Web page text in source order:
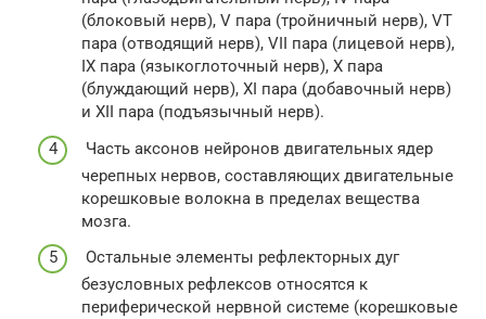
(блоковый нерв), V пара (тройничный нерв), VT
пара (отводящий нерв), VII пара (лицевой нерв),
IX пара (языкоглоточный нерв), X пара
(блуждающий нерв), XI пара (добавочный нерв)
и XII пара (подъязычный нерв).
Часть аксонов нейронов двигательных ядер
черепных нервов, составляющих двигательные
корешковые волокна в пределах вещества
мозга.
Остальные элементы рефлекторных дуг
безусловных рефлексов относятся к
периферической нервной системе (корешковые